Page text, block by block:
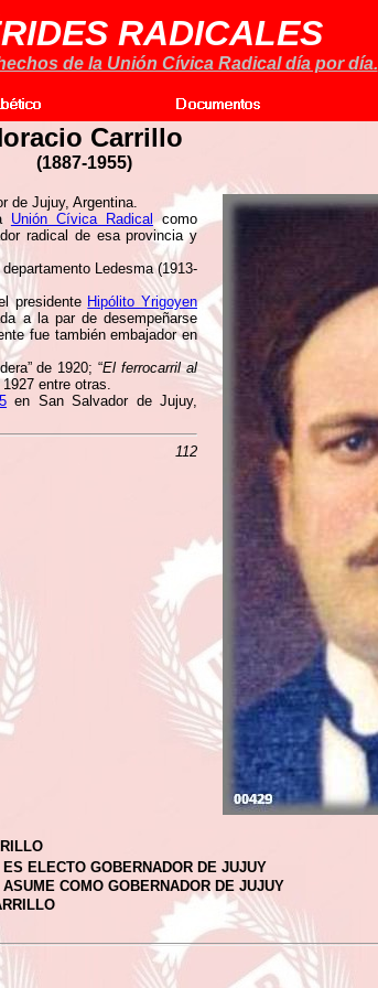
RADICALES
de la Unión Cívica Radical día por día.
Carrillo
(1887-1955)
de Jujuy, Argentina.
Unión Cívica Radical como
radical de esa provincia y
Ledesma (1913-
presidente Hipólito Yrigoyen
a la par de desempeñarse
fue también embajador en
de 1920; “El ferrocarril al
1927 entre otras.
en San Salvador de Jujuy,
112
ELECTO GOBERNADOR DE JUJUY
COMO GOBERNADOR DE JUJUY